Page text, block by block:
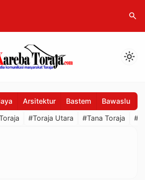
search
light_mode
Arsitektur Bastem Bawaslu
#Toraja Utara #Tana Toraja